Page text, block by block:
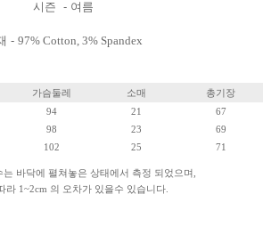
시즌 - 여름
- 97% Cotton, 3% Spandex
가슴둘레 소매
총기장
94 21
67
98 23
69
102 25 71
바닥에 펼쳐놓은 상태에서 측정 되었으며,
라 1~2cm 의 오차가 있을수 있습니다.